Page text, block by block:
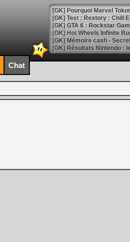
[GK] Pourquoi Marvel
[GK] Test : Restory : Chill
[GK] GTA 6 : Rockstar
[GK] Hot Wheels Infinite
[GK] Mémoire cash -
[GK] Résultats Nintendo :
[GK] Déjà des
[Mo5] Brickboy cherche à
[GK] Minecraft et ses «
[GK] Beast of
[GK] Ubisoft : fin de partie
[GK] Mémoire cash -
[GK] Dan Houser (GTA)
[GK] Comment EA Sports
[GK] Crimson Moon : un
[GK] Isle of Reveries : le
[GK] Moonlighter 2 : The
[GK] Capcom relance
[Mo5] Deux inédits du
[GK] Endless Legend 2 :
Chat